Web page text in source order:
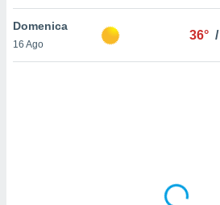
a piè
del
Domenica
16 Ago
36° /